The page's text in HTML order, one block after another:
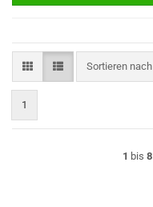
Sortieren nach
Sortieren nach
1
1 bis 8